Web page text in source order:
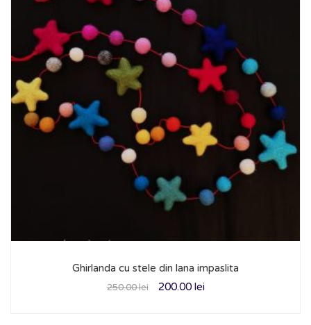
Ghirlanda cu stele din lana impaslita
250.00lei 200.00 lei